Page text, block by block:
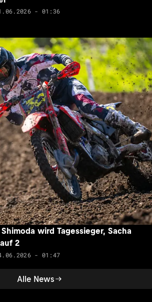
Alle News
- 01:36
wird Tagessieger, Sacha
2
- 01:47